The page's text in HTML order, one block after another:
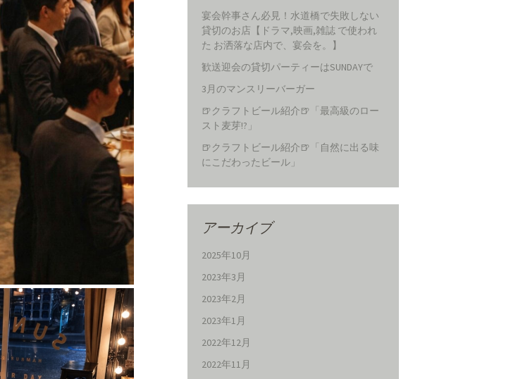
宴会幹事さん必見！水道橋で失敗しない
貸切のお店【ドラマ,映画,雑誌 で使われ
た お洒落な店内で、宴会を。】
歓送迎会の貸切パーティーはSUNDAYで
3月のマンスリーバーガー
🍺クラフトビール紹介🍺「最高級のロー
スト麦芽!?」
🍺クラフトビール紹介🍺「自然に出る味
にこだわったビール」
アーカイブ
2025年10月
2023年3月
2023年2月
2023年1月
2022年12月
2022年11月